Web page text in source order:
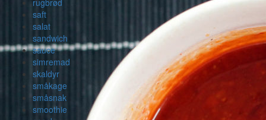
rugbrød
saft
salat
sandwich
sauce
simremad
skaldyr
småkage
småsnak
smoothie